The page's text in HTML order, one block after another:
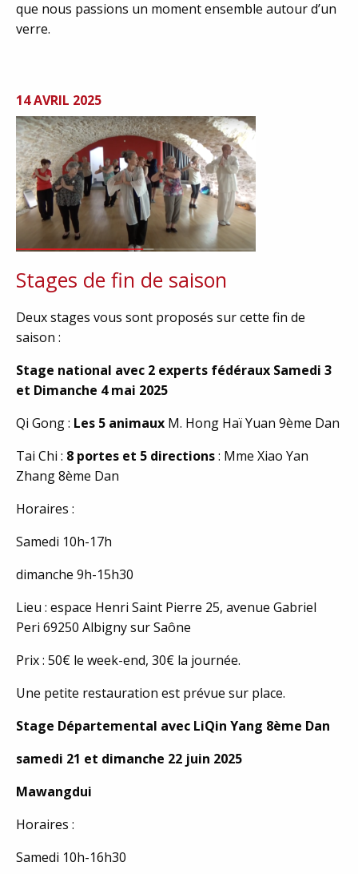
que nous passions un moment ensemble autour d’un
verre.
14 AVRIL 2025
Stages de fin de saison
Deux stages vous sont proposés sur cette fin de
saison :
Stage national avec 2 experts fédéraux Samedi 3
et Dimanche 4 mai 2025
Qi Gong : Les 5 animaux M. Hong Haï Yuan 9ème Dan
Tai Chi : 8 portes et 5 directions: Mme Xiao Yan
Zhang 8ème Dan
Horaires :
Samedi 10h-17h
dimanche 9h-15h30
Lieu : espace Henri Saint Pierre 25, avenue Gabriel
Peri 69250 Albigny sur Saône
Prix : 50€ le week-end, 30€ la journée.
Une petite restauration est prévue sur place.
Stage Départemental avec LiQin Yang 8ème Dan
samedi 21 et dimanche 22 juin 2025
Mawangdui
Horaires :
Samedi 10h-16h30